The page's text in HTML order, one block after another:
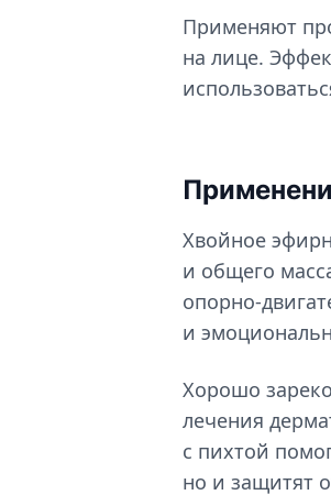
Применяют
на лице.
Хвойное
и общего
опорно-
и
Хорошо
лечения
с пихтой
но и защитят